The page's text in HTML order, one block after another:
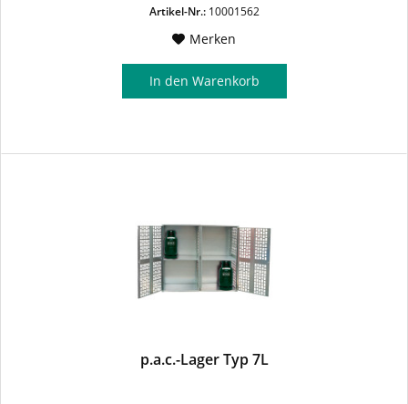
Artikel-Nr.:10001562
Merken
In den Warenkorb
p.a.c.-Lager Typ 7L